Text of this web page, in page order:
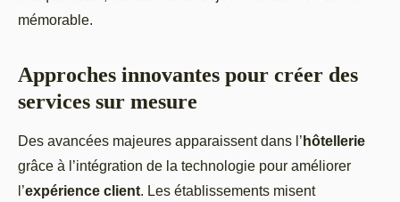
mémorable.
Approches innovantes pour créer des
services sur mesure
Des avancées majeures apparaissent dans l’ hôtellerie
grâce à l’intégration de la technologie pour améliorer
l’expérience client. Les établissements misent